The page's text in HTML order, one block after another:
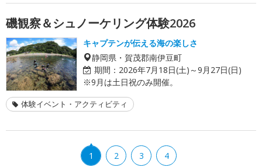
磯観察＆シュノーケリング体験2026
キャプテンが伝える海の楽しさ
静岡県・賀茂郡南伊豆町
期間： 2026年7月18日(土)～9月27日(日)
※9月は土日祝のみ開催。
体験イベント・アクティビティ
1 2 3 4